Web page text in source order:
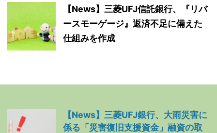
【News】三菱UFJ信託銀行、『リバ
ースモーゲージ』返済不足に備えた
仕組みを作成
【News】三菱UFJ銀行、大雨災害に
係る「災害復旧支援資金」融資の取